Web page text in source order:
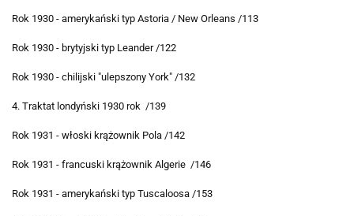
Rok 1930 - amerykański typ Astoria / New Orleans /113
Rok 1930 - brytyjski typ Leander /122
Rok 1930 - chilijski "ulepszony York" /132
4. Traktat londyński 1930 rok /139
Rok 1931 - włoski krążownik Pola /142
Rok 1931 - francuski krążownik Algerie /146
Rok 1931 - amerykański typ Tuscaloosa /153